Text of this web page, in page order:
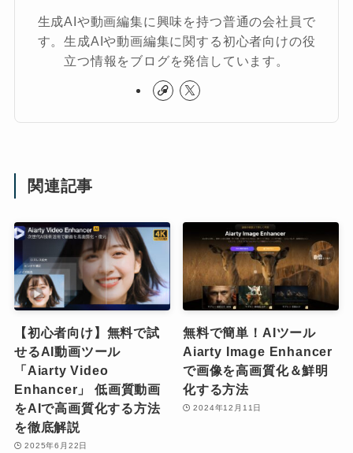
生成AIや動画編集に興味を持つ普通の会社員で
す。生成AIや動画編集に関する初心者向けの役
立つ情報をブログを発信しています。
関連記事
【初心者向け】無料で試
せるAI動画ツール
「Aiarty Video
Enhancer」 低画質動画
をAIで高画質化する方法
を徹底解説
2025年6月22日
無料で簡単！AIツール
Aiarty Image Enhancer
で画像を高画質化＆鮮明
化する方法
2024年12月11日